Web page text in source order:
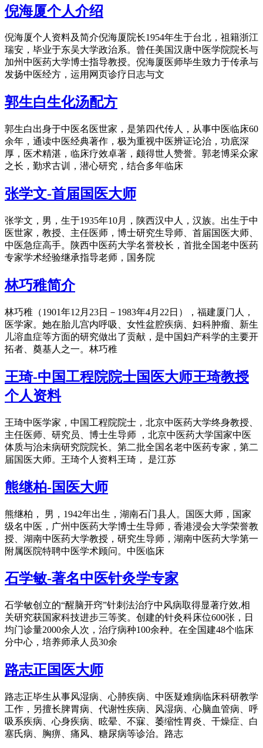
倪海厦个人介绍
倪海厦个人资料及简介倪海厦院长1954年生于台北，祖籍浙江
瑞安，毕业于东吴大学政治系。曾任美国汉唐中医学院院长与
加州中医药大学博士指导教授。倪海厦医师毕生致力于传承与
发扬中医经方，运用网页诊疗日志与文
郭生白生化汤配方
郭生白出身于中医名医世家，是第四代传人，从事中医临床60
余年，通读中医经典著作，极为重视中医辨证论治，功底深
厚，医术精湛，临床疗效卓著，颇得世人赞誉。郭老博采众家
之长，勤求古训，潜心研究，结合多年临床
张学文-首届国医大师
张学文，男，生于1935年10月，陕西汉中人，汉族。出生于中
医世家，教授、主任医师，博士研究生导师、首届国医大师、
中医急症高手。陕西中医药大学名誉校长，首批全国老中医药
专家学术经验继承指导老师，国务院
林巧稚简介
林巧稚（1901年12月23日－1983年4月22日），福建厦门人，
医学家。她在胎儿宫内呼吸、女性盆腔疾病、妇科肿瘤、新生
儿溶血症等方面的研究做出了贡献，是中国妇产科学的主要开
拓者、奠基人之一。林巧稚
王琦-中国工程院院士国医大师王琦教授
个人资料
王琦中医学家，中国工程院院士，北京中医药大学终身教授、
主任医师、研究员、博士生导师 ，北京中医药大学国家中医
体质与治未病研究院院长。第二批全国名老中医药专家，第二
届国医大师。王琦个人资料王琦， 是江苏
熊继柏-国医大师
熊继柏， 男，1942年出生，湖南石门县人。国医大师，国家
级名中医，广州中医药大学博士生导师，香港浸会大学荣誉教
授、湖南中医药大学教授，研究生导师，湖南中医药大学第一
附属医院特聘中医学术顾问。中医临床
石学敏-著名中医针灸学专家
石学敏创立的“醒脑开窍”针刺法治疗中风病取得显著疗效,相
关研究获国家科技进步三等奖。创建的针灸科床位600张，日
均门诊量2000余人次，治疗病种100余种。在全国建48个临床
分中心，培养师承人员30余
路志正国医大师
路志正毕生从事风湿病、心肺疾病、中医疑难病临床科研教学
工作，另擅长脾胃病、代谢性疾病、风湿病、心脑血管病、呼
吸系疾病、心身疾病、眩晕、不寐、萎缩性胃炎、干燥症、白
塞氏病、胸痹、痛风、糖尿病等诊治。路志